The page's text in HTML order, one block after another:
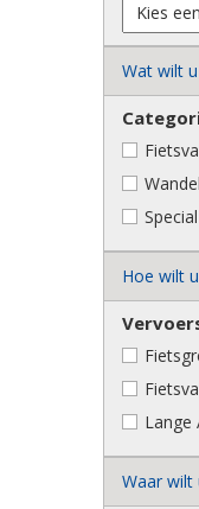
Wat wilt
Special
Hoe wilt
Lange
Waar wilt